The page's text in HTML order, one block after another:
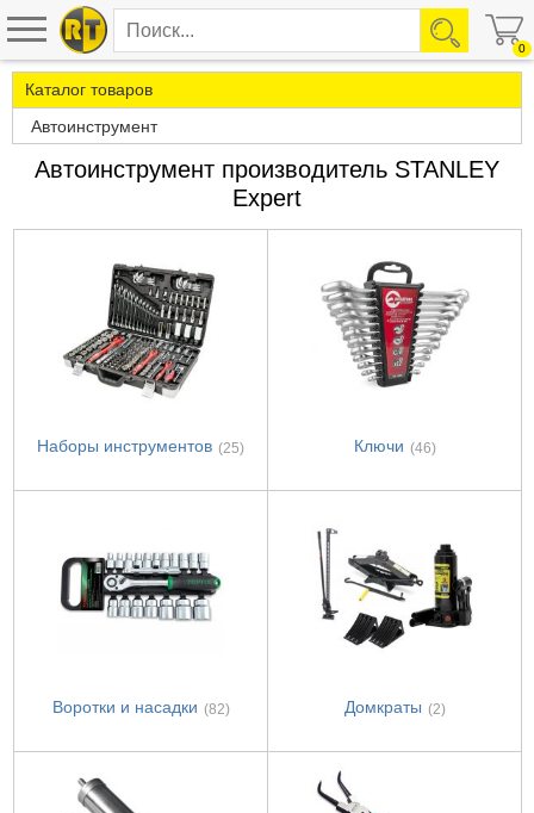
0
Каталог товаров
Автоинструмент
Автоинструмент производитель STANLEY
Expert
Наборы инструментов (25) Ключи (46)
Воротки и насадки (82) Домкраты (2)